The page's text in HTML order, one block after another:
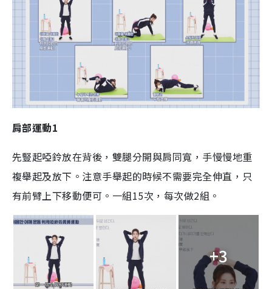
肩部運動1
先豎起啞鈴放在背後，雙腿分開與肩同寬，手慢慢地重
複舉起及放下。注意手舉起的時候不需要完全伸直，只
有前臂上下移動便可。一組15次，每次做2組。
+3